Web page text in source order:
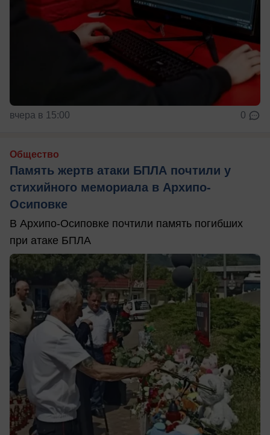
вчера в 15:00 0
Общество
Память жертв атаки БПЛА почтили у
стихийного мемориала в Архипо-
Осиповке
В Архипо-Осиповке почтили память погибших
при атаке БПЛА